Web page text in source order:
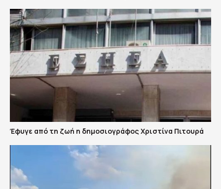
Έφυγε από τη ζωή η δημοσιογράφος Χριστίνα Πιτουρά